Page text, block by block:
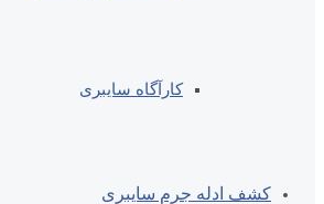
کارآگاه سایبری
کشف ادله جرم سایبری